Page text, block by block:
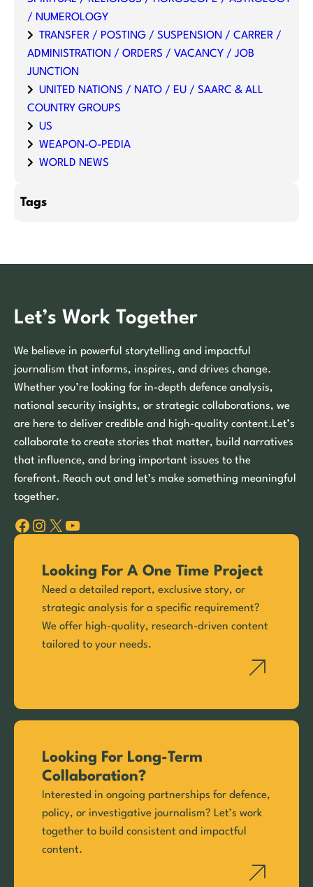
/ NUMEROLOGY
TRANSFER / POSTING / SUSPENSION / CARRER /
ADMINISTRATION / ORDERS / VACANCY / JOB
JUNCTION
UNITED NATIONS / NATO / EU / SAARC & ALL
COUNTRY GROUPS
US
WEAPON-O-PEDIA
WORLD NEWS
Tags
Let’s Work Together
We believe in powerful storytelling and impactful
journalism that informs, inspires, and drives change.
Whether you’re looking for in-depth defence analysis,
national security insights, or strategic collaborations, we
are here to deliver credible and high-quality content.Let’s
collaborate to create stories that matter, build narratives
that influence, and bring important issues to the
forefront. Reach out and let’s make something meaningful
together.
Facebook Instagram X YouTube
Looking For A One Time Project
Need a detailed report, exclusive story, or
strategic analysis for a specific requirement?
We offer high-quality, research-driven content
tailored to your needs.
Looking For Long-Term
Collaboration?
Interested in ongoing partnerships for defence,
policy, or investigative journalism? Let’s work
together to build consistent and impactful
content.